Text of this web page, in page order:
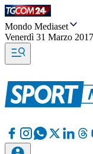
Mondo Mediaset
Venerdì 31 Marzo 2017